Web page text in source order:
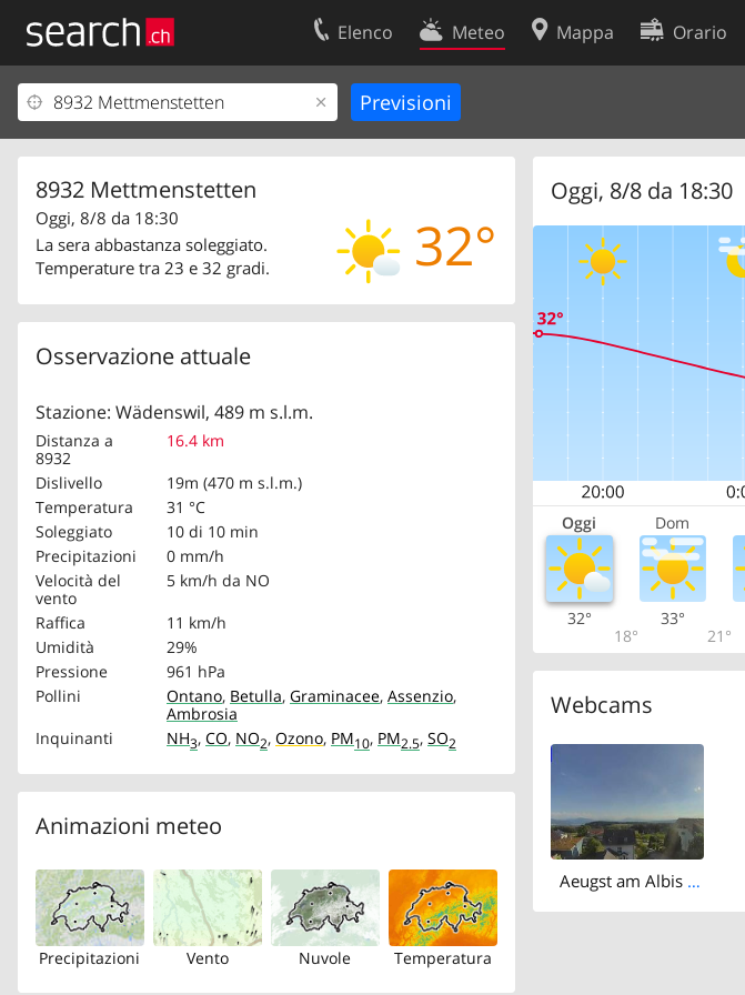
Elenco Meteo Mappa Orario
8932 Mettmenstetten
32°
Oggi, 8/8 da 18:30
La sera abbastanza soleggiato.
Temperature tra 23 e 32 gradi.
Osservazione attuale
Stazione: Wädenswil, 489 m s.l.m.
Distanza a
8932
16.4 km
Dislivello
19m (470 m s.l.m.)
Temperatura
31 °C
Soleggiato
10 di 10 min
Precipitazioni
0 mm/h
Velocità del
vento
5 km/h da NO
Raffica
11 km/h
Umidità
29%
Pressione
961 hPa
Pollini
Ontano, Betulla, Graminacee, Assenzio,
Ambrosia
Inquinanti
NH3, CO, NO2, Ozono, PM10, PM2.5, SO2
Animazioni meteo
Precipitazioni Vento Nuvole Temperatura
Oggi, 8/8 da 18:30
Oggi Dom
32°
18°
33°
21°
Webcams
Aeugst am Albis › South: Rigi - Mount Pilatus
Il vostro profolio
Area clienti
Contatti
Condizioni d’uso